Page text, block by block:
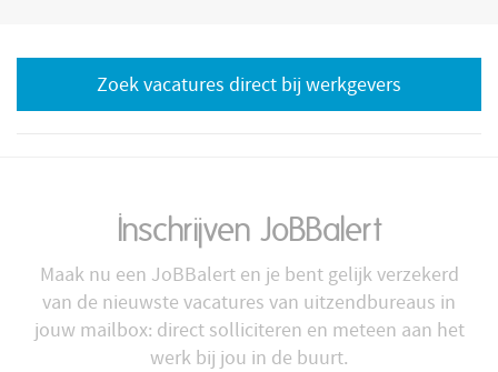
Zoek vacatures direct bij werkgevers
Inschrijven JoBBalert
Maak nu een JoBBalert en je bent gelijk verzekerd
van de nieuwste vacatures van uitzendbureaus in
jouw mailbox: direct solliciteren en meteen aan het
werk bij jou in de buurt.